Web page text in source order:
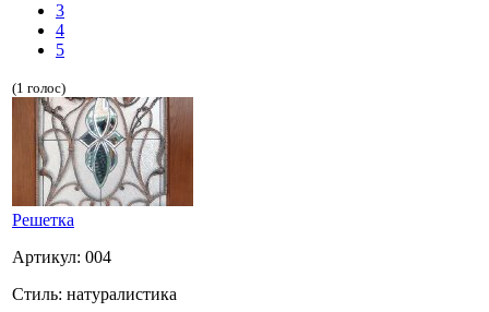
3
4
5
(1 голос)
Решетка
Артикул: 004
Стиль: натуралистика